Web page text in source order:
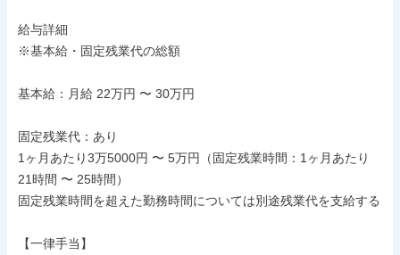
給与詳細
※基本給・固定残業代の総額
基本給：月給 22万円 〜 30万円
固定残業代：あり
1ヶ月あたり3万5000円 〜 5万円（固定残業時間：1ヶ月あたり
21時間 〜 25時間）
固定残業時間を超えた勤務時間については別途残業代を支給する
【一律手当】